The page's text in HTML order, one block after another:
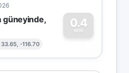
güneyinde,
33.65, -116.70
0.4
MW
0